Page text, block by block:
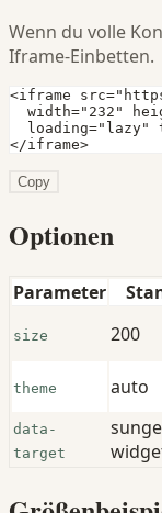
Wenn du volle
Iframe-Einbetten.
<iframe
width="232"
loading="lazy"
</iframe>
Copy
Optionen
Parameter
size 200
theme auto
data-
target